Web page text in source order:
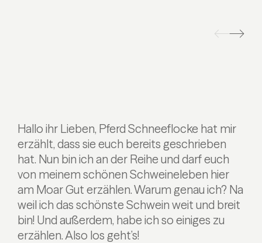
Hallo ihr Lieben, Pferd Schneeflocke hat mir
erzählt, dass sie euch bereits geschrieben
hat. Nun bin ich an der Reihe und darf euch
von meinem schönen Schweineleben hier
am Moar Gut erzählen. Warum genau ich? Na
weil ich das schönste Schwein weit und breit
bin! Und außerdem, habe ich so einiges zu
erzählen. Also los geht’s!